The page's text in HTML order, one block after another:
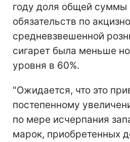
году доля общей суммы
обязательств по
средневзвешенной
сигарет была меньше
уровня в 60%.
"Ожидается, что это
постепенному
по мере исчерпания
марок, приобретенных